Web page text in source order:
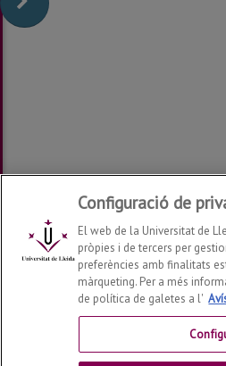
Departament de Matemàtica
Configuració de
El web de la Universitat de
pròpies i de tercers per
preferències amb finalitats
màrqueting. Per a més
de política de galetes a l'